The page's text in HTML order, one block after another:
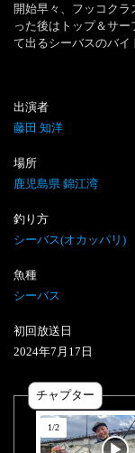
開始早々、フッコク
った後はトップ＆サ
て出るシーバスのバイ
出演者
藤田 知洋
場所
鹿児島県 錦江湾
釣り方
シーバス(オカッパリ)
魚種
シーバス
初回放送日
2024年7 月 17 日
チャプター
1/2